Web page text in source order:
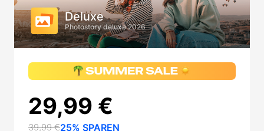
Deluxe
Photostory deluxe 2026
29,99 €
39,99 €25% SPAREN